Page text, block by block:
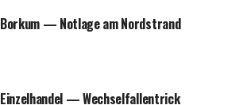
Bor­kum — Not­la­ge am Nordstrand
Ein­zel­han­del — Wechselfallentrick